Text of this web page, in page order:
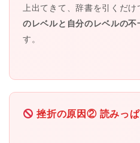
上出てきて、辞書を引くだ
のレベルと自分のレベルの不
す。
挫折の原因② 読みっ